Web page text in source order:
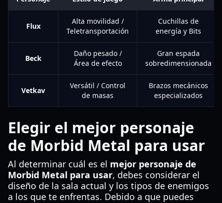
Flux
Alta movilidad /
Teletransportación
Cuchillas de
energía y Bits
Beck
Daño pesado /
Área de efecto
Gran espada
sobredimensionada
Vetkav
Versátil / Control
de masas
Brazos mecánicos
especializados
Elegir el mejor personaje
de Morbid Metal para usar
Al determinar cuál es el mejor personaje de
Morbid Metal para usar, debes considerar el
diseño de la sala actual y los tipos de enemigos
a los que te enfrentas. Debido a que puedes